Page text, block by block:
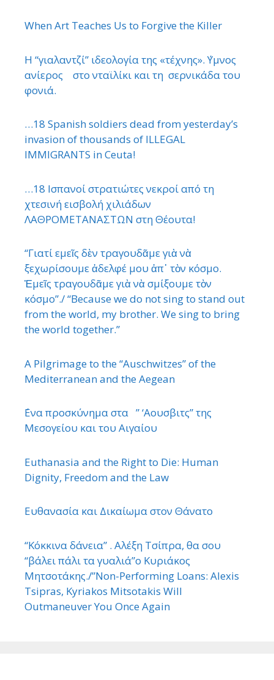
When Art Teaches Us to Forgive the Killer
Η “γιαλαντζί” ιδεολογία της «τέχνης». ΄Υμνος
ανίερος στο νταϊλίκι και τη σερνικάδα του
φονιά.
…18 Spanish soldiers dead from yesterday’s
invasion of thousands of ILLEGAL
IMMIGRANTS in Ceuta!
…18 Ισπανοί στρατιώτες νεκροί από τη
χτεσινή εισβολή χιλιάδων
ΛΑΘΡΟΜΕΤΑΝΑΣΤΩΝ στη Θέουτα!
“Γιατί εμεῖς δὲν τραγουδᾶμε γιὰ νὰ
ξεχωρίσουμε ἀδελφέ μου ἀπ᾿ τὸν κόσμο.
Ἐμεῖς τραγουδᾶμε γιὰ νὰ σμίξουμε τὸν
κόσμο”./ “Because we do not sing to stand out
from the world, my brother. We sing to bring
the world together.”
A Pilgrimage to the “Auschwitzes” of the
Mediterranean and the Aegean
΄Ενα προσκύνημα στα ” ‘Αουσβιτς” της
Μεσογείου και του Αιγαίου
Euthanasia and the Right to Die: Human
Dignity, Freedom and the Law
Ευθανασία και Δικαίωμα στον Θάνατο
“Κόκκινα δάνεια” . Αλέξη Τσίπρα, θα σου
“βάλει πάλι τα γυαλιά”ο Κυριάκος
Μητσοτάκης./”Non-Performing Loans: Alexis
Tsipras, Kyriakos Mitsotakis Will
Outmaneuver You Once Again